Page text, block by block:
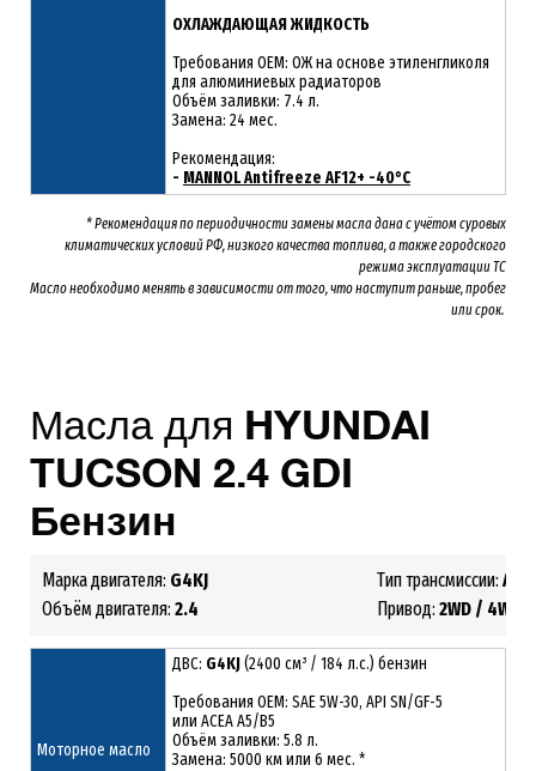
ОХЛАЖДАЮЩАЯ ЖИДКОСТЬ
Требования OEM: ОЖ на основе этиленгликоля
для алюминиевых радиаторов
Объём заливки: 7.4 л.
Замена: 24 мес.
Рекомендация:
- MANNOL Antifreeze AF12+ -40°C
* Рекомендация по периодичности замены масла дана с учётом суровых
климатических условий РФ, низкого качества топлива, а также городского
режима эксплуатации ТС
Масло необходимо менятьв зависимости от того, что наступит раньше, пробег
или срок.
Масла для HYUNDAI
TUCSON 2.4 GDI
Бензин
Марка двигателя: G4KJ
Объём двигателя: 2.4
Тип трансмиссии:
Привод: 2WD / 4WD
Моторное масло
ДВС: G4KJ(2400 см³ / 184 л.с.) бензин
Требования ОЕМ: SAE 5W-30, API SN/GF-5
или ACEA A5/B5
Объём заливки: 5.8 л.
Замена: 5000 км или 6 мес. *